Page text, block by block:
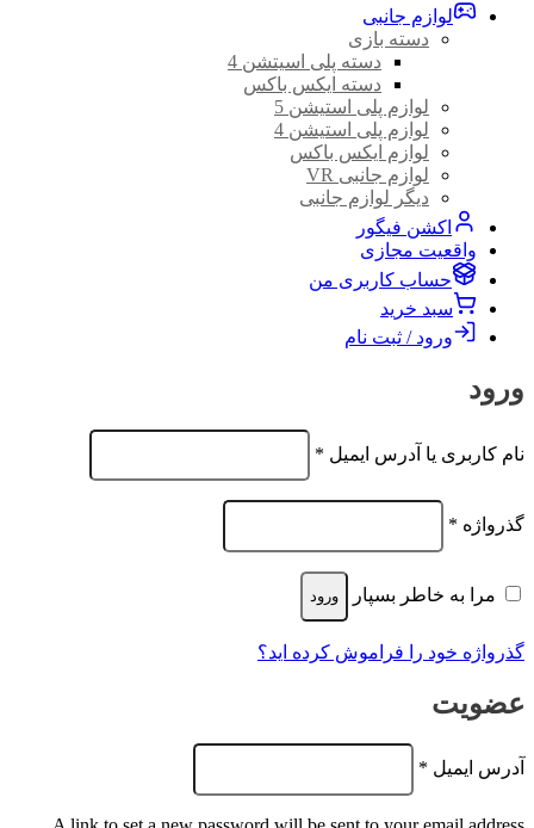
لوازم جانبی
دسته بازی
دسته پلی اسیتشن 4
دسته ایکس باکس
لوازم پلی استیشن 5
لوازم پلی استیشن 4
لوازم ایکس باکس
لوازم جانبی VR
دیگر لوازم جانبی
اکشن فیگور
واقعیت مجازی
حساب کاربری من
سبد خرید
ورود / ثبت نام
ورود
نام کاربری یا آدرس ایمیل *
الزامی
گذرواژه *
الزامی
مرا به خاطر بسپار ورود
گذرواژه خود را فراموش کرده اید؟
عضویت
آدرس ایمیل *
الزامی